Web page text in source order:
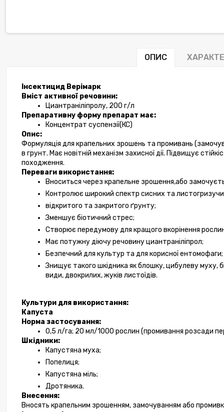
ОПИС
Інсектицид Верімарк
Вміст активної речовини:
Циантраніліпролу, 200 г/л
Препаративну форму препарат має:
Концентрат суспензії(КС)
Опис:
Формуляція для крапельних зрошень та промивань
в грунт. Має новітній механізм захисної дії. Підвищує
походження.
Переваги використання:
Вноситься через крапельне зрошення,або
Контролює широкий спектр сисних та
відкритого та закритого ґрунту;
Зменшує біотичний стрес;
Створює передумову для кращого вкорінення
Має потужну діючу речовину циантраніліпрол;
Безпечний для культур та для корисної ентомофаги;
Знищує такого шкідника як блошку, цибулеву муху,
види, двокрилих, жуків листоїдів.
Культури для використання:
Капуста
Норма застосування:
0,5 л/га; 20 мл/1000 рослин (промивання розсади
Шкідники:
Капустяна муха;
Попелиця;
Капустяна міль;
Дротяника.
Внесення:
Вносять крапельним зрошенням, замочуванням або